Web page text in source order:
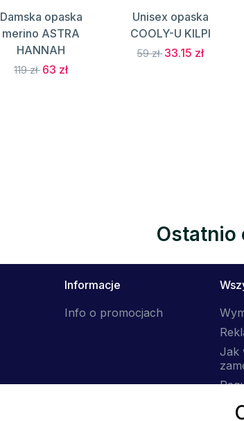
Damska opaska
merino ASTRA
HANNAH
119 zł 63 zł
Unisex opaska
COOLY-U KILPI
59 zł 33.15 zł
Ostatnio
Informacje
Info o promocjach
Jak